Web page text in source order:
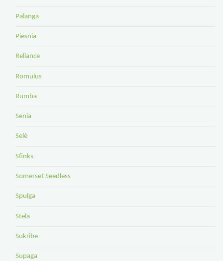
Palanga
Piesnia
Reliance
Romulus
Rumba
Senia
Selė
Sfinks
Somerset Seedless
Spulga
Stela
Sukribe
Supaga